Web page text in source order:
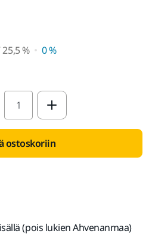
mukaan
25,5 %
0 %
value
ostoskoriin
(pois lukien Ahvenanmaa)